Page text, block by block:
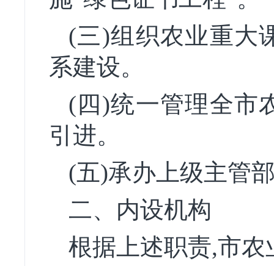
(三)组织农业重大
系建设。
(四)统一管理全市
引进。
(五)承办上级主管
二、内设机构
根据上述职责,市